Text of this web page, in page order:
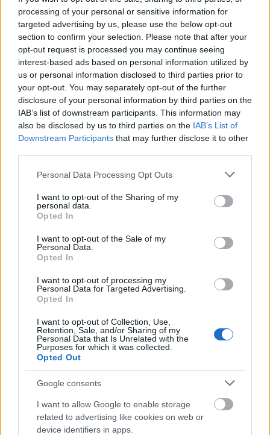
processing of your personal or sensitive information for
targeted advertising by us, please use the below opt-out
section to confirm your selection. Please note that after your
opt-out request is processed you may continue seeing
interest-based ads based on personal information utilized by
us or personal information disclosed to third parties prior to
your opt-out. You may separately opt-out of the further
disclosure of your personal information by third parties on the
IAB’s list of downstream participants. This information may
also be disclosed by us to third parties on the IAB’s List of
Downstream Participants that may further disclose it to other
Please note that this website/app uses one or more Google
not limited to your visit or usage behaviour. You may click to
grant or deny consent to Google and its third-party tags to
use your data for below specified purposes in below Google
consent section.
Personal Data Processing Opt Outs
I want to opt-out of the Sharing of my
personal data.
Opted In
I want to opt-out of the Sale of my
Personal Data.
Opted In
I want to opt-out of processing my
Personal Data for Targeted Advertising.
Opted In
I want to opt-out of Collection, Use,
Retention, Sale, and/or Sharing of my
Personal Data that Is Unrelated with the
Purposes for which it was collected.
Opted Out
Google consents
I want to allow Google to enable storage
related to advertising like cookies on web or
device identifiers in apps.
AJÁNLJUK MÉG
Helyi hírek
Amire többmillióan vártunk: szombattól másodfokúra
Helyi hírek
A hőségben is védik a növényzetet Pakson
Helyi hírek